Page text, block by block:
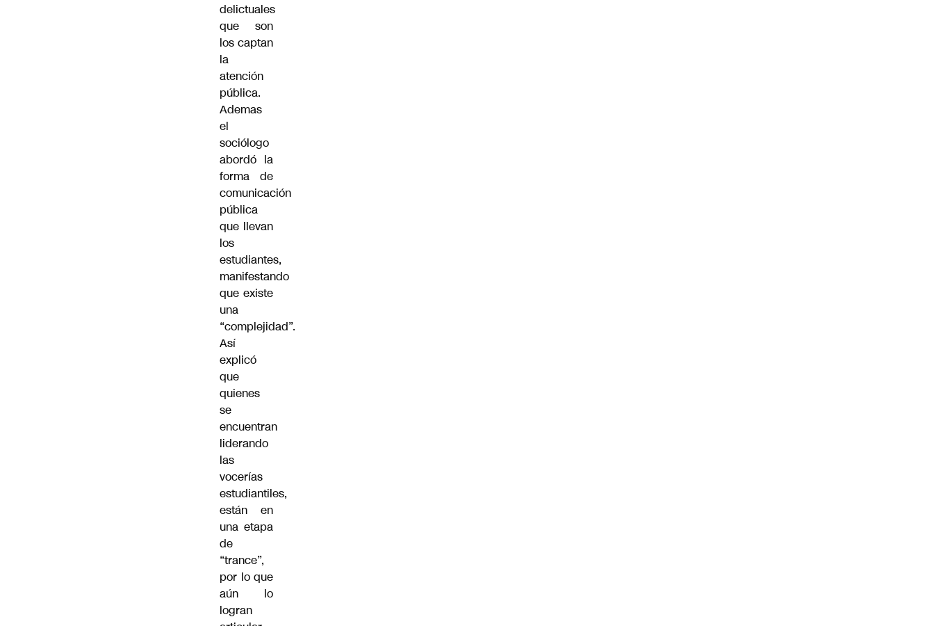
delictuales
que son
los captan
la
atención
pública.
Ademas
el
sociólogo
abordó la
forma de
comunicación
pública
que llevan
los
estudiantes,
manifestando
que existe
una
“complejidad”.
Así
explicó
que
quienes
se
encuentran
liderando
las
vocerías
estudiantiles,
están en
una etapa
de
“trance”,
por lo que
aún lo
logran